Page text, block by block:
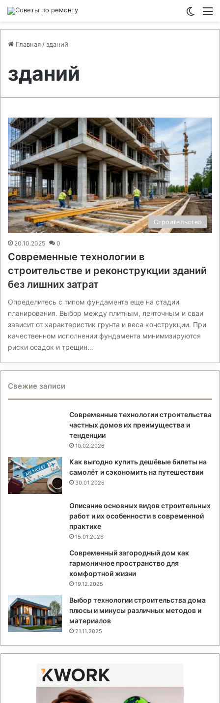
Главная /зданий
зданий
Строительство
20.10.2025 0
Современные технологии в
строительстве и реконструкции зданий
без лишних затрат
Определитесь с типом фундамента еще на стадии
планирования. Выбор между плитным, ленточным и сваи
зависит от характеристик грунта и веса конструкции. При
качественном исполнении фундамента минимизируются
риски осадок и трещин…
Свежие записи
Современные технологии строительства
частных домов их преимущества и
тенденции
10.02.2026
Как выгодно купить дешёвые билеты на
самолёт и сэкономить на путешествии
30.01.2026
Описание основных видов строительных
работ и их особенности в современной
практике
15.01.2026
Современный загородный дом как
гармоничное пространство для
комфортной жизни
19.12.2025
Выбор технологии строительства дома
плюсы и минусы различных методов и
материалов
21.11.2025